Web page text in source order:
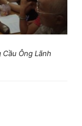
Ông Lãnh